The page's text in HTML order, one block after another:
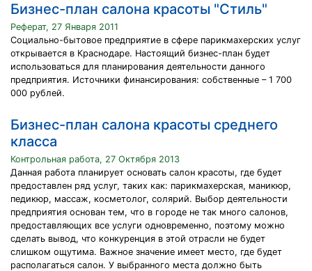
Бизнес-план салона красоты "Стиль"
Реферат, 27 Января 2011
Социально-бытовое предприятие в сфере парикмахерских услуг
открывается в Краснодаре. Настоящий бизнес-план будет
использоваться для планирования деятельности данного
предприятия. Источники финансирования: собственные – 1 700
000 рублей.
Бизнес-план салона красоты среднего
класса
Контрольная работа, 27 Октября 2013
Данная работа планирует основать салон красоты, где будет
предоставлен ряд услуг, таких как: парикмахерская, маникюр,
педикюр, массаж, косметолог, солярий. Выбор деятельности
предприятия основан тем, что в городе не так много салонов,
предоставляющих все услуги одновременно, поэтому можно
сделать вывод, что конкуренция в этой отрасли не будет
слишком ощутима. Важное значение имеет место, где будет
располагаться салон. У выбранного места должно быть